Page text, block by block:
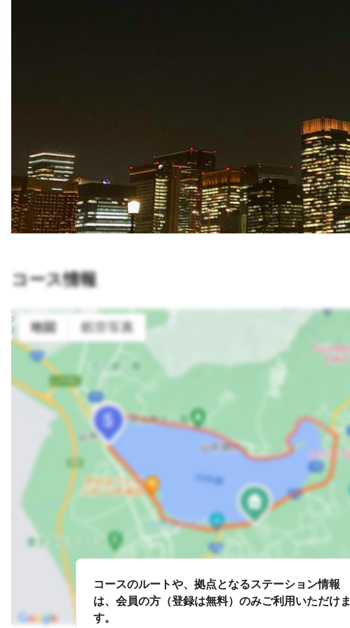
コース情報
コースのルートや、拠点となるステーション情報
は、会員の方（登録は無料）のみご利用いただけま
す。